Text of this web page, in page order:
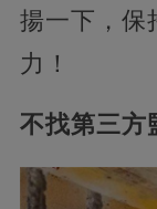
揚一下，保
力！
不找第三方